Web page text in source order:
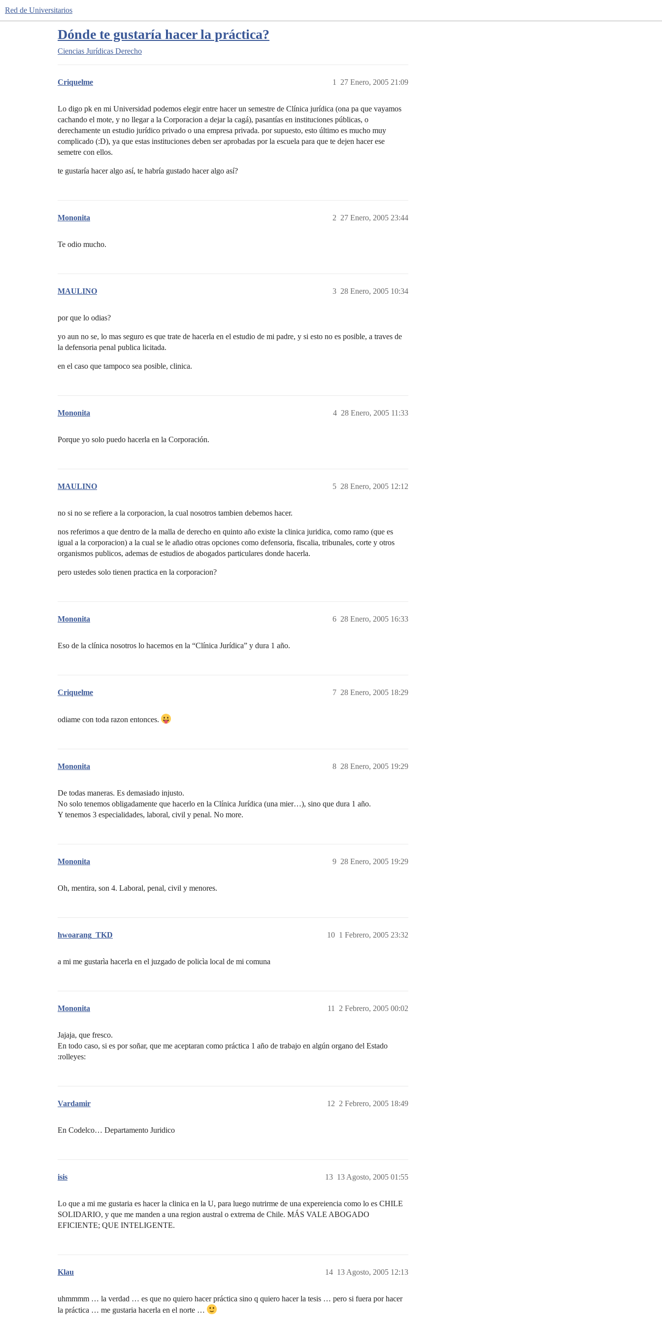
Red de Universitarios
Dónde te gustaría hacer la práctica?
Ciencias Jurídicas Derecho
Criquelme 27 Enero, 2005 21:09
1
Lo digo pk en mi Universidad podemos elegir entre hacer un semestre de Clínica jurídica (ona pa que vayamos
cachando el mote, y no llegar a la Corporacion a dejar la cagá), pasantías en instituciones públicas, o
derechamente un estudio jurídico privado o una empresa privada. por supuesto, esto último es mucho muy
complicado (:D), ya que estas instituciones deben ser aprobadas por la escuela para que te dejen hacer ese
semetre con ellos.
te gustaría hacer algo así, te habría gustado hacer algo así?
Mononita 27 Enero, 2005 23:44
2
Te odio mucho.
MAULINO 28 Enero, 2005 10:34
3
por que lo odias?
yo aun no se, lo mas seguro es que trate de hacerla en el estudio de mi padre, y si esto no es posible, a traves de
la defensoria penal publica licitada.
en el caso que tampoco sea posible, clinica.
Mononita 28 Enero, 2005 11:33
4
Porque yo solo puedo hacerla en la Corporación.
MAULINO 28 Enero, 2005 12:12
5
no si no se refiere a la corporacion, la cual nosotros tambien debemos hacer.
nos referimos a que dentro de la malla de derecho en quinto año existe la clinica juridica, como ramo (que es
igual a la corporacion) a la cual se le añadio otras opciones como defensoria, fiscalia, tribunales, corte y otros
organismos publicos, ademas de estudios de abogados particulares donde hacerla.
pero ustedes solo tienen practica en la corporacion?
Mononita 28 Enero, 2005 16:33
6
Eso de la clínica nosotros lo hacemos en la “Clínica Jurídica” y dura 1 año.
Criquelme 28 Enero, 2005 18:29
7
odiame con toda razon entonces.
Mononita 28 Enero, 2005 19:29
8
De todas maneras. Es demasiado injusto.
No solo tenemos obligadamente que hacerlo en la Clínica Jurídica (una mier…), sino que dura 1 año.
Y tenemos 3 especialidades, laboral, civil y penal. No more.
Mononita 28 Enero, 2005 19:29
9
Oh, mentira, son 4. Laboral, penal, civil y menores.
hwoarang_TKD 1 Febrero, 2005 23:32
10
a mi me gustarìa hacerla en el juzgado de policìa local de mi comuna
Mononita 2 Febrero, 2005 00:02
11
Jajaja, que fresco.
En todo caso, si es por soñar, que me aceptaran como práctica 1 año de trabajo en algún organo del Estado
:rolleyes:
Vardamir 2 Febrero, 2005 18:49
12
En Codelco… Departamento Juridico
isis 13 Agosto, 2005 01:55
13
Lo que a mi me gustaria es hacer la clinica en la U, para luego nutrirme de una expereiencia como lo es CHILE
SOLIDARIO, y que me manden a una region austral o extrema de Chile. MÁS VALE ABOGADO
EFICIENTE; QUE INTELIGENTE.
Klau 13 Agosto, 2005 12:13
14
uhmmmm … la verdad … es que no quiero hacer práctica sino q quiero hacer la tesis … pero si fuera por hacer
la práctica … me gustaria hacerla en el norte …